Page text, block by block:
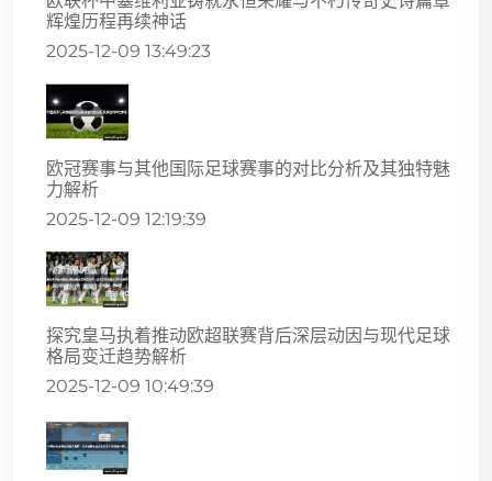
辉煌历程再续神话
2025-12-09 13:49:23
欧冠赛事与其他国际足球赛事的对比分析及其独特魅
力解析
2025-12-09 12:19:39
探究皇马执着推动欧超联赛背后深层动因与现代足球
格局变迁趋势解析
2025-12-09 10:49:39